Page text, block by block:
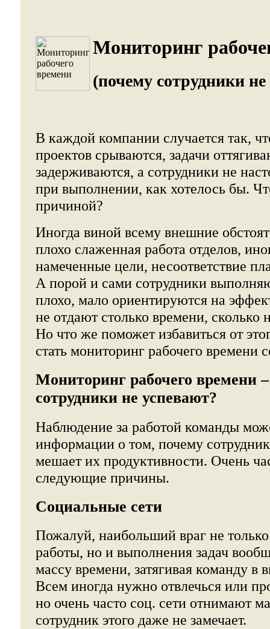
Мониторинг
(почему сотрудники
В каждой компании случается так,
проектов срываются, задачи
задерживаются, а сотрудники не
при выполнении, как хотелось бы.
причиной?
Иногда виной всему внешние
плохо слаженная работа отделов,
намеченные цели, несоответствие
А порой и сами сотрудники
плохо, мало ориентируются на
не отдают столько времени, сколько
Но что же поможет избавиться от
стать мониторинг рабочего времени
Мониторинг рабочего времени
сотрудники не успевают?
Наблюдение за работой команды
информации о том, почему
мешает их продуктивности. Очень
следующие причины.
Социальные сети
Пожалуй, наибольший враг не
работы, но и выполнения задач
массу времени, затягивая команду в
Всем иногда нужно отвлечься или
но очень часто соц. сети отнимают
сотрудник этого даже не замечает.